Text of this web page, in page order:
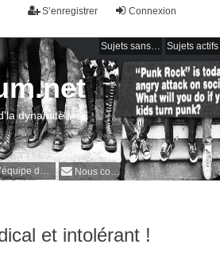
Connexion
S’enregistrer
Sujets sans réponse Sujets actifs
L’équipe du forum Nous contacter
dynamite !
et intolérant !